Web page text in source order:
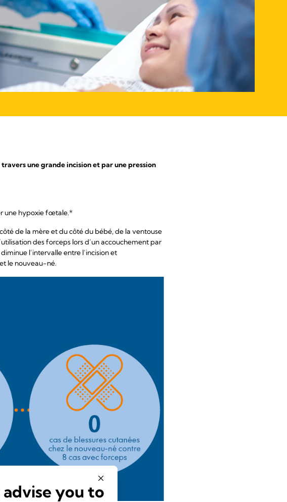
une grande incision et par une pression
une hypoxie fœtale.*
de la mère et du côté du bébé, de la ventouse
des forceps lors d’un accouchement par
l’intervalle entre l’incision et
le nouveau-né.
you to